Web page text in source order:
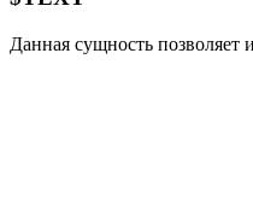
Данная сущность позволяет